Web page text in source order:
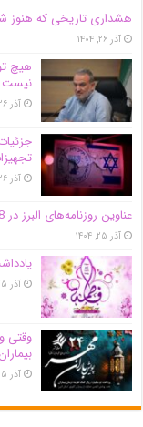
هشداری تاریخی که هنوز
آذر ۲۶, ۱۴۰۴
هیچ
نیست
آذر ۲۶, ۱۴۰۴
آذر ۲۶, ۱۴۰۴
عناوین روزنامه‌های البرز در ‌18 آذرماه/صدرنشینی در ارائه خدمات زایمان بی‌درد
آذر ۲۵, ۱۴۰۴
آذر ۲۵, ۱۴۰۴
وقتی
آذر ۲۵, ۱۴۰۴